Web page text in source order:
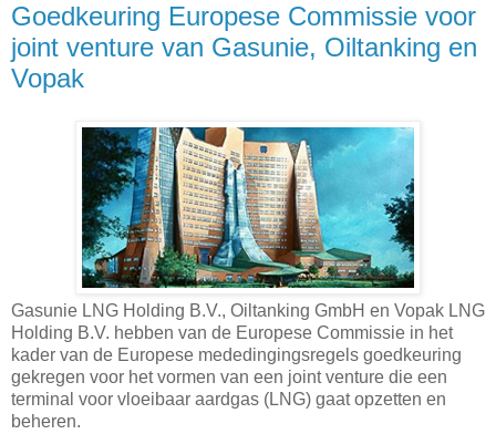
Goedkeuring Europese Commissie voor
joint venture van Gasunie, Oiltanking en
Vopak
Gasunie LNG Holding B.V., Oiltanking GmbH en Vopak LNG
Holding B.V. hebben van de Europese Commissie in het
kader van de Europese mededingingsregels goedkeuring
gekregen voor het vormen van een joint venture die een
terminal voor vloeibaar aardgas (LNG) gaat opzetten en
beheren.